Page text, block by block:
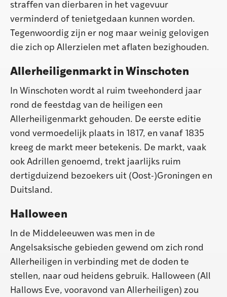
straffen van dierbaren in het vagevuur
verminderd of tenietgedaan kunnen worden.
Tegenwoordig zijn er nog maar weinig gelovigen
die zich op Allerzielen met aflaten bezighouden.
Allerheiligenmarkt in Winschoten
In Winschoten wordt al ruim tweehonderd jaar
rond de feestdag van de heiligen een
Allerheiligenmarkt gehouden. De eerste editie
vond vermoedelijk plaats in 1817, en vanaf 1835
kreeg de markt meer betekenis. De markt, vaak
ook Adrillen genoemd, trekt jaarlijks ruim
dertigduizend bezoekers uit (Oost-)Groningen en
Duitsland.
Halloween
In de Middeleeuwen was men in de
Angelsaksische gebieden gewend om zich rond
Allerheiligen in verbinding met de doden te
stellen, naar oud heidens gebruik. Halloween (All
Hallows Eve, vooravond van Allerheiligen) zou